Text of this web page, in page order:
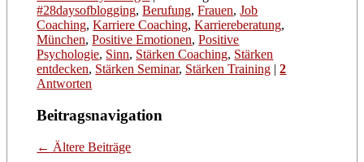
#28daysofblogging,Berufung,Frauen,Job
Coaching,Karriere Coaching,Karriereberatung,
München,Positive Emotionen,Positive
Psychologie, Sinn, Stärken Coaching, Stärken
entdecken, Stärken Seminar, Stärken Training |2
Antworten
Beitragsnavigation
← Ältere Beiträge